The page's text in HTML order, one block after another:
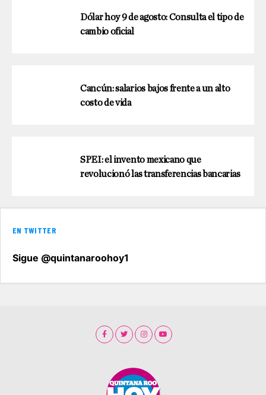
Dólar hoy 9 de agosto: Consulta el tipo de
cambio oficial
Cancún: salarios bajos frente a un alto
costo de vida
SPEI: el invento mexicano que
revolucionó las transferencias bancarias
EN TWITTER
Sigue @quintanaroohoy1